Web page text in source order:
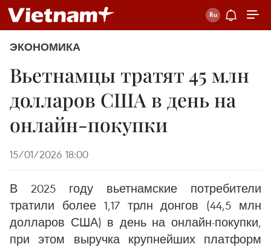
ЭКОНОМИКА
Вьетнамцы тратят 45 млн
долларов США в день на
онлайн-покупки
15/01/2026 18:00
В 2025 году вьетнамские потребители
тратили более 1,17 трлн донгов (44,5 млн
долларов США) в день на онлайн-покупки,
при этом выручка крупнейших платформ